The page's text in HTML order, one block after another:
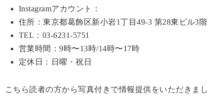
Instagramアカウント：
住所：東京都葛飾区新小岩1丁目49-3 第28東ビル3階
TEL：03-6231-5751
営業時間：9時〜13時/14時〜17時
定休日：日曜・祝日
こちら読者の方から写真付きで情報提供をいただきまし